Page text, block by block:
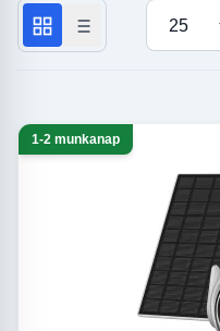
1-2 munkanap